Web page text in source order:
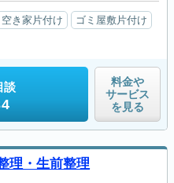
空き家片付け
ゴミ屋敷片付け
談
料金や
サービス
を見る
理・生前整理